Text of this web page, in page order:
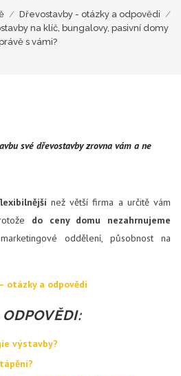
/ Dřevostavby - otázky a odpovědi /
na klíč, bungalovy, pasivní domy
s vámi?
své dřevostavby zrovna vám a ne
než větší firma a určitě vám
do ceny domu nezahrnujeme
oddělení, působnost na
otázky a odpovědi
výstavby?